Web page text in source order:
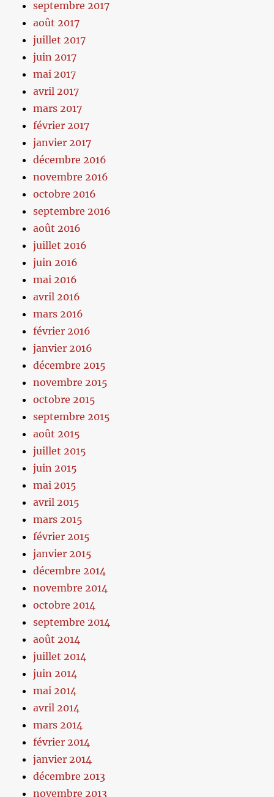
septembre 2017
août 2017
juillet 2017
juin 2017
mai 2017
avril 2017
mars 2017
février 2017
janvier 2017
décembre 2016
novembre 2016
octobre 2016
septembre 2016
août 2016
juillet 2016
juin 2016
mai 2016
avril 2016
mars 2016
février 2016
janvier 2016
décembre 2015
novembre 2015
octobre 2015
septembre 2015
août 2015
juillet 2015
juin 2015
mai 2015
avril 2015
mars 2015
février 2015
janvier 2015
décembre 2014
novembre 2014
octobre 2014
septembre 2014
août 2014
juillet 2014
juin 2014
mai 2014
avril 2014
mars 2014
février 2014
janvier 2014
décembre 2013
novembre 2013